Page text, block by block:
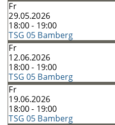
Fr
29.05.2026
18:00 - 19:00
TSG 05 Bamberg
Fr
12.06.2026
18:00 - 19:00
TSG 05 Bamberg
Fr
19.06.2026
18:00 - 19:00
TSG 05 Bamberg